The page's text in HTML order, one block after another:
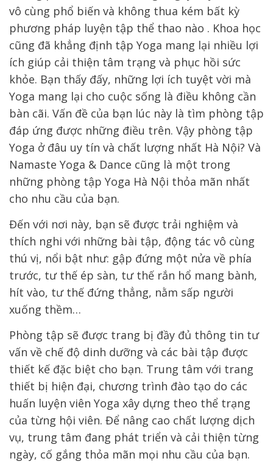
vô cùng phổ biến và không thua kém bất kỳ
phương pháp luyện tập thể thao nào . Khoa học
cũng đã khẳng định tập Yoga mang lại nhiều lợi
ích giúp cải thiện tâm trạng và phục hồi sức
khỏe. Bạn thấy đấy, những lợi ích tuyệt vời mà
Yoga mang lại cho cuộc sống là điều không cần
bàn cãi. Vấn đề của bạn lúc này là tìm phòng tập
đáp ứng được những điều trên. Vậy phòng tập
Yoga ở đâu uy tín và chất lượng nhất Hà Nội? Và
Namaste Yoga & Dance cũng là một trong
những phòng tập Yoga Hà Nội thỏa mãn nhất
cho nhu cầu của bạn.
Đến với nơi này, bạn sẽ được trải nghiệm và
thích nghi với những bài tập, động tác vô cùng
thú vị, nổi bật như: gập đứng một nửa về phía
trước, tư thế ép sàn, tư thế rắn hổ mang bành,
hít vào, tư thế đứng thẳng, nằm sấp người
xuống thềm…
Phòng tập sẽ được trang bị đầy đủ thông tin tư
vấn về chế độ dinh dưỡng và các bài tập được
thiết kế đặc biệt cho bạn. Trung tâm với trang
thiết bị hiện đại, chương trình đào tạo do các
huấn luyện viên Yoga xây dựng theo thể trạng
của từng hội viên. Để nâng cao chất lượng dịch
vụ, trung tâm đang phát triển và cải thiện từng
ngày, cố gắng thỏa mãn mọi nhu cầu của bạn.